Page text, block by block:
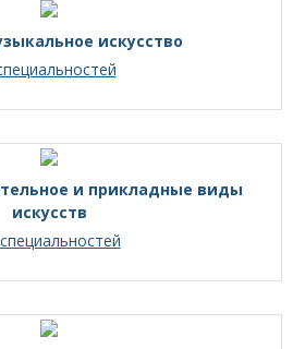
искусство
и прикладные виды
искусств